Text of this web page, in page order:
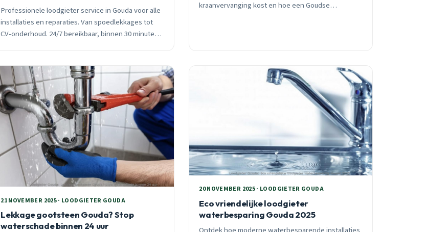
Professionele loodgieter service in Gouda voor alle
installaties en reparaties. Van spoedlekkages tot
CV-onderhoud. 24/7 bereikbaar, binnen 30 minuten
kraanvervanging kost en hoe een Goudse
21 NOVEMBER 2025 · LOODGIETER GOUDA
Lekkage gootsteen Gouda? Stop
waterschade binnen 24 uur
20 NOVEMBER 2025 · LOODGIETER GOUDA
Eco vriendelijke loodgieter
waterbesparing Gouda 2025